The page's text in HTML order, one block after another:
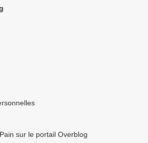
sur le portail Overblog